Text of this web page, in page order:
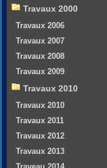
Travaux 2000
Travaux 2006
Travaux 2007
Travaux 2008
Travaux 2009
Travaux 2010
Travaux 2010
Travaux 2011
Travaux 2012
Travaux 2013